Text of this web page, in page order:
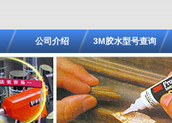
公司介绍 3M胶水型号查询